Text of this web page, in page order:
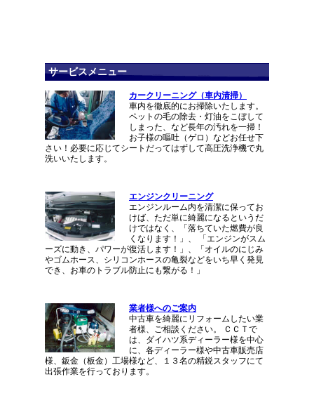
サービスメニュー
カークリーニング（車内清掃）
車内を徹底的にお掃除いたします。
ペットの毛の除去・灯油をこぼして
しまった、など長年の汚れを一掃！
お子様の嘔吐（ゲロ）などお任せ下
さい！必要に応じてシートだってはずして高圧洗浄機で丸
洗いいたします。
エンジンクリーニング
エンジンルーム内を清潔に保ってお
けば、ただ単に綺麗になるというだ
けではなく、「落ちていた燃費が良
くなります！」、 「エンジンがスム
ーズに動き、パワーが復活します！」、「オイルのにじみ
やゴムホース、シリコンホースの亀裂などをいち早く発見
でき、お車のトラブル防止にも繋がる！」
業者様へのご案内
中古車を綺麗にリフォームしたい業
者様、ご相談ください。 ＣＣＴで
は、ダイハツ系ディーラー様を中心
に、各ディーラー様や中古車販売店
様、鈑金（板金）工場様など、１３名の精鋭スタッフにて
出張作業を行っております。